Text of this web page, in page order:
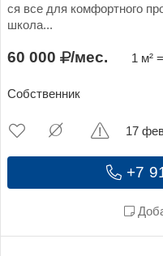
ся все для комфортного
школа...
60 000 /мес. 1 м²
Собственник
+7
17